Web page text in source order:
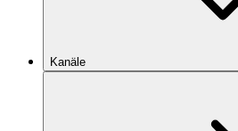
Kanäle